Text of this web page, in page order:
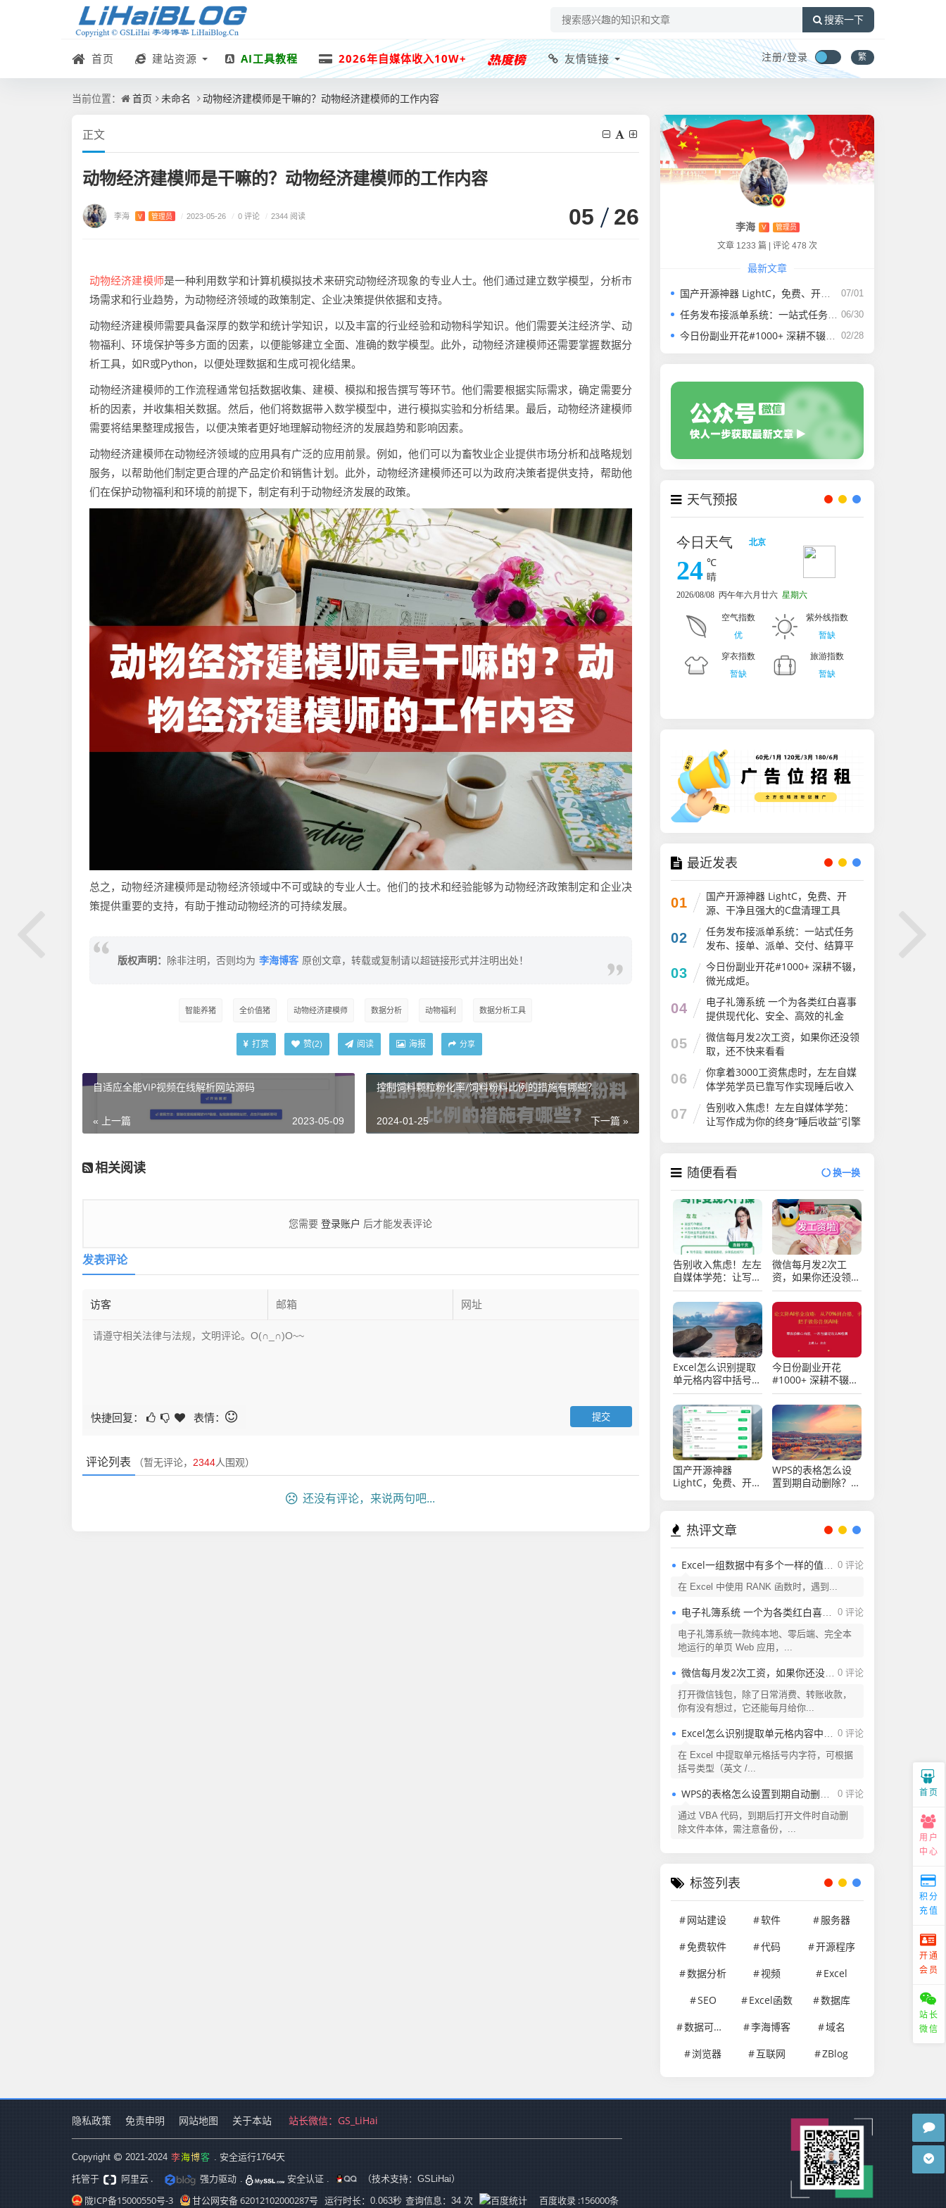
搜索一下
首页 建站资源 AI工具教程 2026年自媒体收入10W+ 友情链接 注册/登录 繁
当前位置： 首页 未命名 动物经济建模师是干嘛的？动物经济建模师的工作内容
正文
动物经济建模师是干嘛的？动物经济建模师的工作内容
李海 V 管理员 / 2023-05-26 / 0 评论 / 2344 阅读 05 26
动物经济建模师是一种利用数学和计算机模拟技术来研究动物经济现象的专业人士。他们通过建立数学模型，分析市
场需求和行业趋势，为动物经济领域的政策制定、企业决策提供依据和支持。
动物经济建模师需要具备深厚的数学和统计学知识，以及丰富的行业经验和动物科学知识。他们需要关注经济学、动
物福利、环境保护等多方面的因素，以便能够建立全面、准确的数学模型。此外，动物经济建模师还需要掌握数据分
析工具，如R或Python，以便处理数据和生成可视化结果。
动物经济建模师的工作流程通常包括数据收集、建模、模拟和报告撰写等环节。他们需要根据实际需求，确定需要分
析的因素，并收集相关数据。然后，他们将数据带入数学模型中，进行模拟实验和分析结果。最后，动物经济建模师
需要将结果整理成报告，以便决策者更好地理解动物经济的发展趋势和影响因素。
动物经济建模师在动物经济领域的应用具有广泛的应用前景。例如，他们可以为畜牧业企业提供市场分析和战略规划
服务，以帮助他们制定更合理的产品定价和销售计划。此外，动物经济建模师还可以为政府决策者提供支持，帮助他
们在保护动物福利和环境的前提下，制定有利于动物经济发展的政策。
总之，动物经济建模师是动物经济领域中不可或缺的专业人士。他们的技术和经验能够为动物经济政策制定和企业决
策提供重要的支持，有助于推动动物经济的可持续发展。
版权声明： 除非注明，否则均为 李海博客 原创文章，转载或复制请以超链接形式并注明出处！
智能养猪 全价值猪 动物经济建模师 数据分析 动物福利 数据分析工具
打赏 赞(2) 阅读 海报 分享
自适应全能VIP视频在线解析网站源码
« 上一篇 2023-05-09
控制饲料颗粒粉化率/饲料粉料比例的措施有哪些？
下一篇 »
2024-01-25
相关阅读
您需要 登录账户 后才能发表评论
发表评论
快捷回复： 表情：
评论列表 （暂无评论， 2344人围观）
还没有评论，来说两句吧...
李海 V 管理员
文章 1233 篇 评论 478 次
最新文章
07/01
国产开源神器 LightC，免费、开源、干净且强大的C盘清理工具
06/30
任务发布接派单系统：一站式任务发布、接单、派单、交付、结算平台
02/28
今日份副业开花#1000+ 深耕不辍，微光成炬。
天气预报
最近发表
01
国产开源神器 LightC，免费、开
源、干净且强大的C盘清理工具
02
任务发布接派单系统：一站式任务
发布、接单、派单、交付、结算平
台
03
今日份副业开花#1000+ 深耕不辍，
微光成炬。
04
电子礼簿系统 一个为各类红白喜事
提供现代化、安全、高效的礼金
（份子钱）管理解决方案
05
微信每月发2次工资，如果你还没领
取，还不快来看看
06
你拿着3000工资焦虑时，左左自媒
体学苑学员已靠写作实现睡后收入
07
告别收入焦虑！左左自媒体学苑：
让写作成为你的终身“睡后收益”引擎
随便看看 换一换
告别收入焦虑！左左
自媒体学苑：让写作
成为你的终身“睡后
收益”引擎
微信每月发2次工
资，如果你还没领
取，还不快来看看
Excel怎么识别提取
单元格内容中括号内
的字符？
今日份副业开花
#1000+ 深耕不辍，
微光成炬。
国产开源神器
LightC，免费、开
WPS的表格怎么设
置到期自动删除？
热评文章
0 评论
Excel一组数据中有多个一样的值，用rank函数排名怎么能排出不一样的值？
在 Excel 中使用 RANK 函数时，遇到...
0 评论
电子礼簿系统 一个为各类红白喜事提供现代化、安全、高效的礼金（份子钱）管理解决方案
电子礼簿系统一款纯本地、零后端、完全本
地运行的单页 Web 应用，...
0 评论
微信每月发2次工资，如果你还没领取，还不快来看看
打开微信钱包，除了日常消费、转账收款，
你有没有想过，它还能每月给你...
0 评论
Excel怎么识别提取单元格内容中括号内的字符？
在 Excel 中提取单元格括号内字符，可根据
括号类型（英文 /...
0 评论
WPS的表格怎么设置到期自动删除？Excel表格怎么设置到期自动删除？
通过 VBA 代码，到期后打开文件时自动删
除文件本体，需注意备份，...
标签列表
网站建设 软件
服务器
免费软件
代码
开源程序
数据分析
视频
Excel
SEO
Excel函数
数据库
数据可视化
李海博客
域名
浏览器
互联网 ZBlog
隐私政策 免责申明 网站地图 关于本站 站长微信：GS_LiHai
Copyright 2021-2024 李海博客 . 安全运行1764天
托管于 阿里云 . 强力驱动 . 安全认证. （技术支持：GSLiHai）
陇ICP备15000550号-3 甘公网安备 62012102000287号 运行时长：0.063秒 查询信息：34 次 百度收录 :156000条
首页
用户
中心
积分
充值
开通
会员
站长
微信